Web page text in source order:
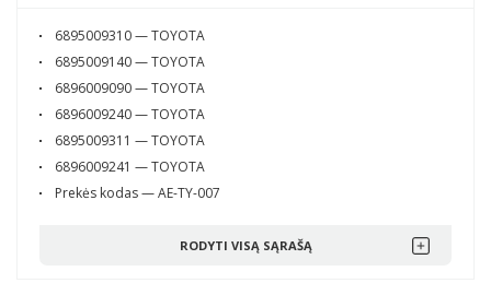
6895009310 — TOYOTA
6895009140 — TOYOTA
6896009090 — TOYOTA
6896009240 — TOYOTA
6895009311 — TOYOTA
6896009241 — TOYOTA
Prekės kodas — AE-TY-007
RODYTI VISĄ SĄRAŠĄ